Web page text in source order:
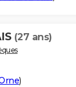
(27 ans)
)